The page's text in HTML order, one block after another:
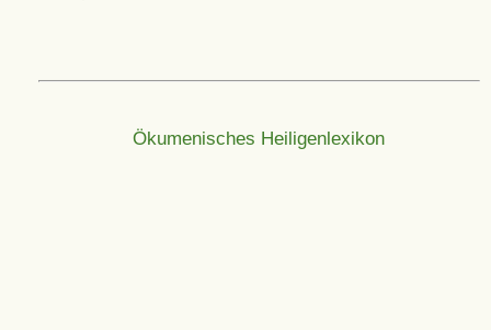
Ökumenisches Heiligenlexikon